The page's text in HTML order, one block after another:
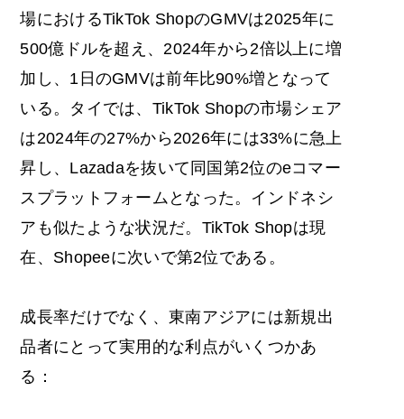
場におけるTikTok ShopのGMVは2025年に
500億ドルを超え、2024年から2倍以上に増
加し、1日のGMVは前年比90%増となって
いる。タイでは、TikTok Shopの市場シェア
は2024年の27%から2026年には33%に急上
昇し、Lazadaを抜いて同国第2位のeコマー
スプラットフォームとなった。インドネシ
アも似たような状況だ。TikTok Shopは現
在、Shopeeに次いで第2位である。
成長率だけでなく、東南アジアには新規出
品者にとって実用的な利点がいくつかあ
る：